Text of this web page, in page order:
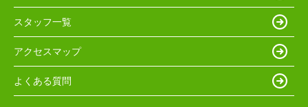
スタッフ一覧
アクセスマップ
よくある質問